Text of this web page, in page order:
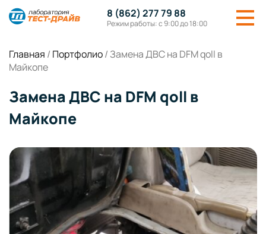
8 (862) 277 79 88
Режим работы: с 9:00 до 18:00
Главная / Портфолио/ Замена ДВС на DFM qoll в
Майкопе
Замена ДВС на DFM qoll в
Майкопе